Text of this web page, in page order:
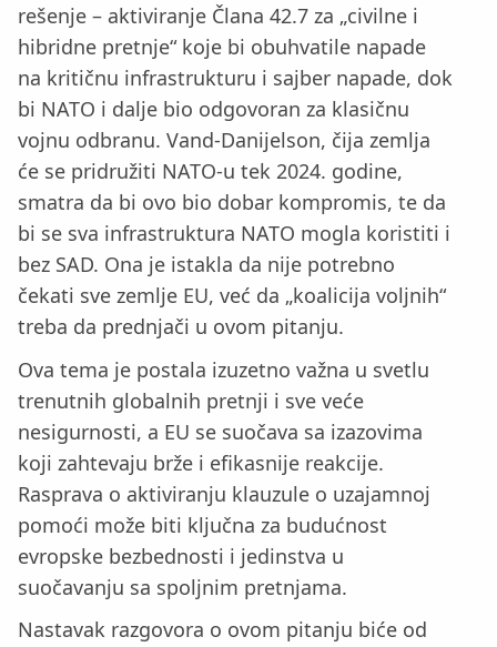
rešenje – aktiviranje Člana 42.7 za „civilne i
hibridne pretnje“ koje bi obuhvatile napade
na kritičnu infrastrukturu i sajber napade, dok
bi NATO i dalje bio odgovoran za klasičnu
vojnu odbranu. Vand-Danijelson, čija zemlja
će se pridružiti NATO-u tek 2024. godine,
smatra da bi ovo bio dobar kompromis, te da
bi se sva infrastruktura NATO mogla koristiti i
bez SAD. Ona je istakla da nije potrebno
čekati sve zemlje EU, već da „koalicija voljnih“
treba da prednjači u ovom pitanju.
Ova tema je postala izuzetno važna u svetlu
trenutnih globalnih pretnji i sve veće
nesigurnosti, a EU se suočava sa izazovima
koji zahtevaju brže i efikasnije reakcije.
Rasprava o aktiviranju klauzule o uzajamnoj
pomoći može biti ključna za budućnost
evropske bezbednosti i jedinstva u
suočavanju sa spoljnim pretnjama.
Nastavak razgovora o ovom pitanju biće od